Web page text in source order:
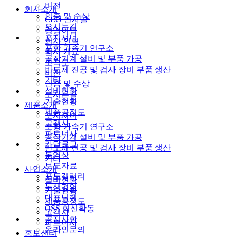
비전
인증 및 수상
오시는길
포지셔너
포항 가속기 연구소
공작기계 설비 및 부품 가공
반도체 진공 및 검사 장비 부품 생산
기타
설비현황
기술현황
제품공정도
고객사
파트너사
카달로그
동영상
보도자료
포토갤러리
녹색경영
대표님께
QSS 혁신확동
공지사항
온라인문의
회사소개
CEO 인사말
경영이념
회사 연혁
회사 개요
조직도
비전
인증 및 수상
오시는길
제품소개
포지셔너
포항 가속기 연구소
공작기계 설비 및 부품 가공
반도체 진공 및 검사 장비 부품 생산
기타
사업소개
설비현황
기술현황
제품공정도
고객사
파트너사
홍보센터